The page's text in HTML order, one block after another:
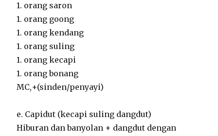
1. orang saron
1. orang goong
1. orang kendang
1. orang suling
1. orang kecapi
1. orang bonang
MC,+(sinden/penyayi)
e. Capidut (kecapi suling dangdut)
Hiburan dan banyolan + dangdut dengan